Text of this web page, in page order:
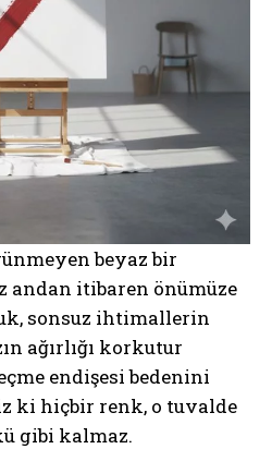
beyaz bir
andan itibaren önümüze
sonsuz ihtimallerin
ağırlığı korkutur
endişesi bedenini
ki hiçbir renk, o tuvalde
gibi kalmaz.